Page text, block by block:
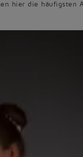
hier die häufigsten